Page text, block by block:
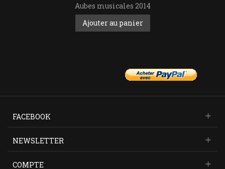
Aubes musicales 2014
Ajouter au panier
FACEBOOK
NEWSLETTER
COMPTE